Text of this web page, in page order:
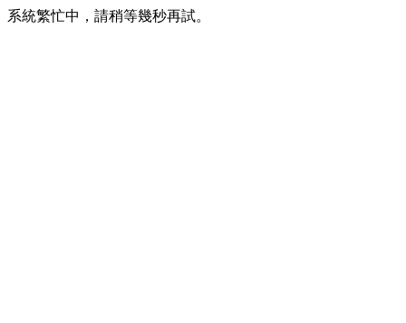
系統繁忙中，請稍等幾秒再試。